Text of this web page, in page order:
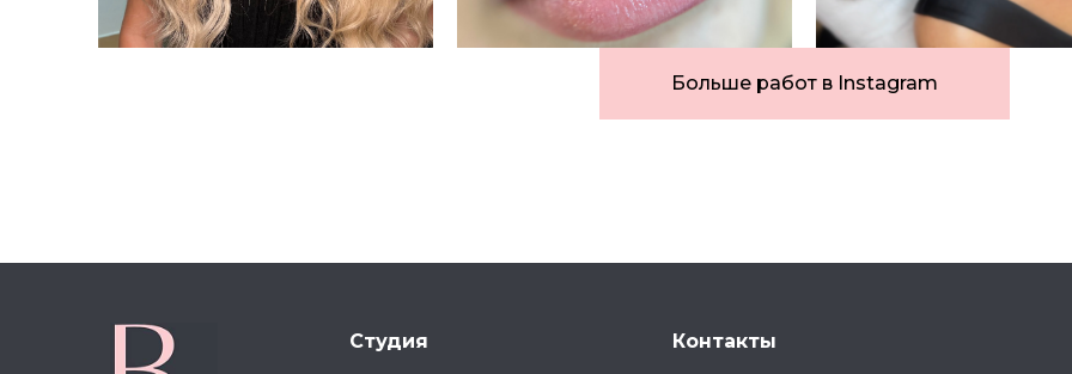
Больше работ в Instagram
Контакты
Студия